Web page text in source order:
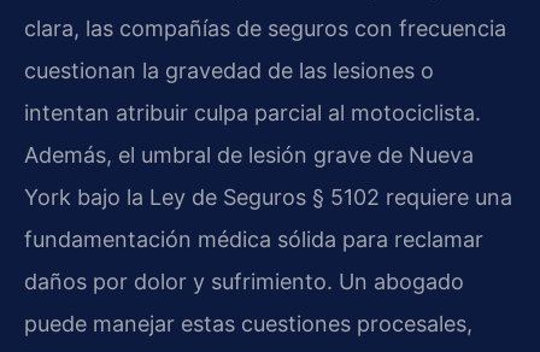
clara, las compañías de seguros con frecuencia
cuestionan la gravedad de las lesiones o
intentan atribuir culpa parcial al motociclista.
Además, el umbral de lesión grave de Nueva
York bajo la Ley de Seguros § 5102 requiere una
fundamentación médica sólida para reclamar
daños por dolor y sufrimiento. Un abogado
puede manejar estas cuestiones procesales,